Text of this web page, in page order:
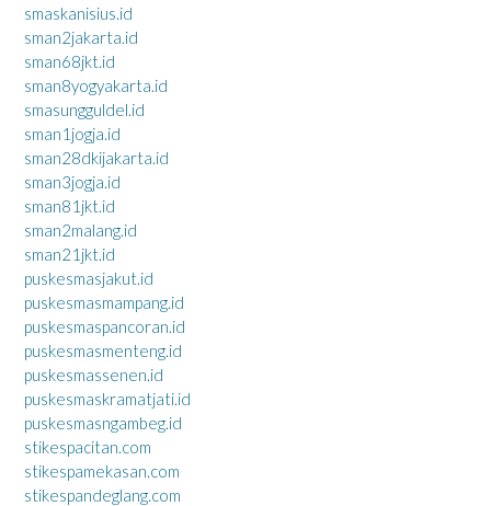
smaskanisius.id
sman2jakarta.id
sman68jkt.id
sman8yogyakarta.id
smasungguldel.id
sman1jogja.id
sman28dkijakarta.id
sman3jogja.id
sman81jkt.id
sman2malang.id
sman21jkt.id
puskesmasjakut.id
puskesmasmampang.id
puskesmaspancoran.id
puskesmasmenteng.id
puskesmassenen.id
puskesmaskramatjati.id
puskesmasngambeg.id
stikespacitan.com
stikespamekasan.com
stikespandeglang.com